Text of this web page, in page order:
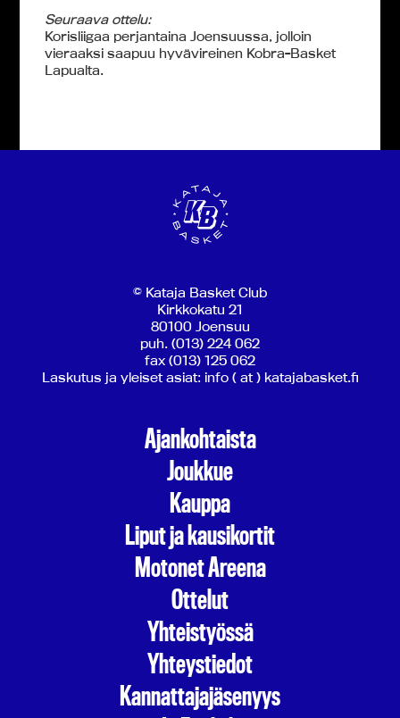
Seuraava ottelu:
Korisliigaa perjantaina Joensuussa, jolloin
vieraaksi saapuu hyvävireinen Kobra-Basket
Lapualta.
© Kataja Basket Club
Kirkkokatu 21
80100 Joensuu
puh. (013) 224 062
fax (013) 125 062
Laskutus ja yleiset asiat: info ( at ) katajabasket.fi
Ajankohtaista
Joukkue
Kauppa
Liput ja kausikortit
Motonet Areena
Ottelut
Yhteistyössä
Yhteystiedot
Kannattajajäsenyys